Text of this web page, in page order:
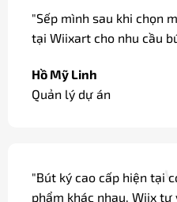
"Sếp mình sau khi chọn
tại Wiixart cho nhu cầu
Hồ Mỹ Linh
Quản lý dự án
"Bút ký cao cấp hiện tại
phẩm khác nhau, Wiix